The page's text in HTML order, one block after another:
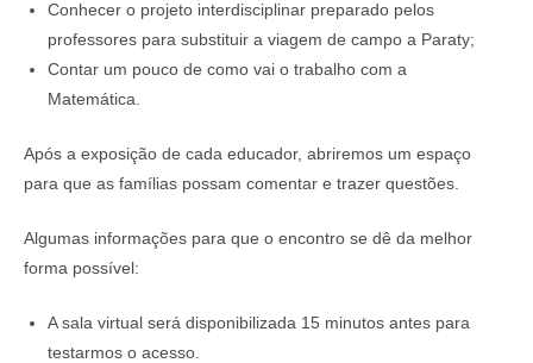
Conhecer o projeto interdisciplinar preparado pelos
professores para substituir a viagem de campo a Paraty;
Contar um pouco de como vai o trabalho com a
Matemática.
Após a exposição de cada educador, abriremos um espaço
para que as famílias possam comentar e trazer questões.
Algumas informações para que o encontro se dê da melhor
forma possível:
A sala virtual será disponibilizada 15 minutos antes para
testarmos o acesso.